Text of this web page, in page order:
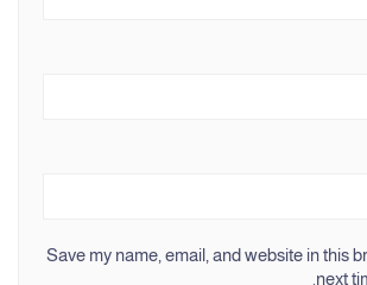
Save my name, email, and website in this
next